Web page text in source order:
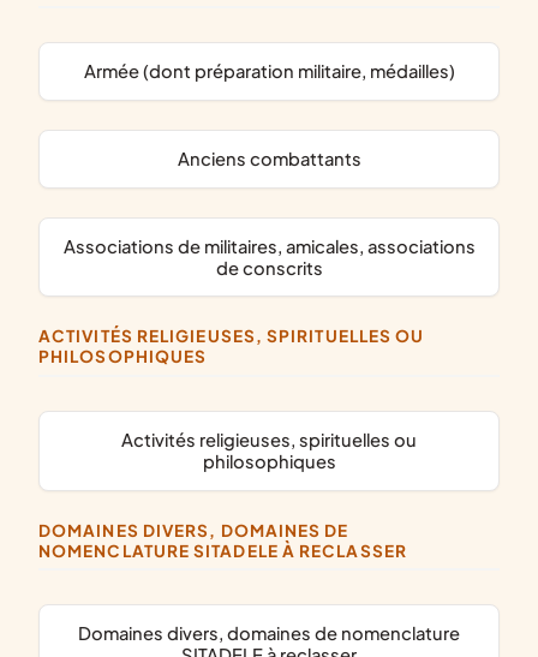
armée (dont préparation militaire, médailles)
anciens combattants
associations de militaires, amicales, associations
de conscrits
ACTIVITÉS RELIGIEUSES, SPIRITUELLES OU
PHILOSOPHIQUES
activités religieuses, spirituelles ou
philosophiques
DOMAINES DIVERS, DOMAINES DE
NOMENCLATURE SITADELE À RECLASSER
domaines divers, domaines de nomenclature